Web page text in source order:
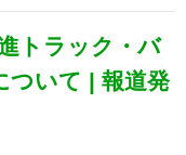
トラック・バ
ついて | 報道発